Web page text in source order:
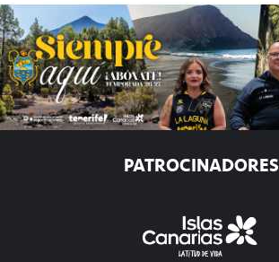
PATROCINADORES